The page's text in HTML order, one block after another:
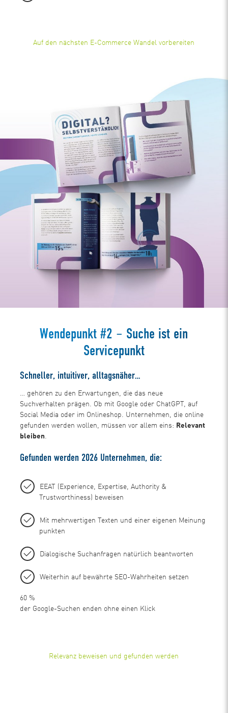
Auf den nächsten E-Commerce Wandel vorbereiten
Wendepunkt #2 – Suche ist ein
Servicepunkt
Schneller, intuitiver, alltagsnäher…
… gehören zu den Erwartungen, die das neue
Suchverhalten prägen. Ob mit Google oder ChatGPT, auf
Social Media oder im Onlineshop. Unternehmen, die online
gefunden werden wollen, müssen vor allem eins: Relevant
bleiben.
Gefunden werden 2026 Unternehmen, die:
EEAT (Experience, Expertise, Authority &
Trustworthiness) beweisen
Mit mehrwertigen Texten und einer eigenen Meinung
punkten
Dialogische Suchanfragen natürlich beantworten
Weiterhin auf bewährte SEO-Wahrheiten setzen
60 %
der Google-Suchen enden ohne einen Klick
Relevanz beweisen und gefunden werden